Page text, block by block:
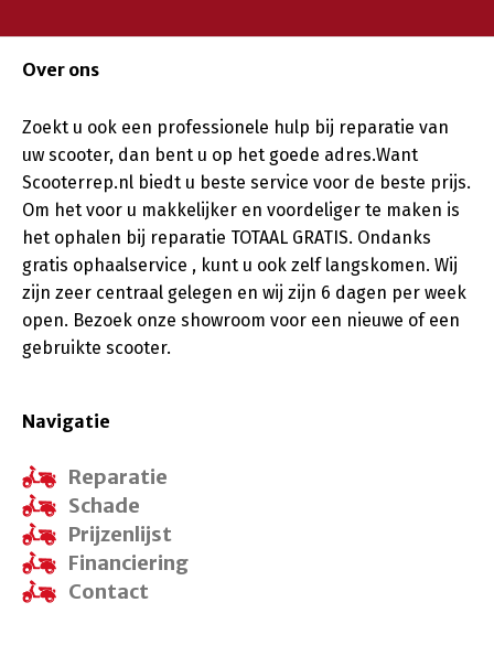
Over ons
Zoekt u ook een professionele hulp bij reparatie van
uw scooter, dan bent u op het goede adres.Want
Scooterrep.nl biedt u beste service voor de beste prijs.
Om het voor u makkelijker en voordeliger te maken is
het ophalen bij reparatie TOTAAL GRATIS. Ondanks
gratis ophaalservice , kunt u ook zelf langskomen. Wij
zijn zeer centraal gelegen en wij zijn 6 dagen per week
open. Bezoek onze showroom voor een nieuwe of een
gebruikte scooter.
Navigatie
Reparatie
Schade
Prijzenlijst
Financiering
Contact